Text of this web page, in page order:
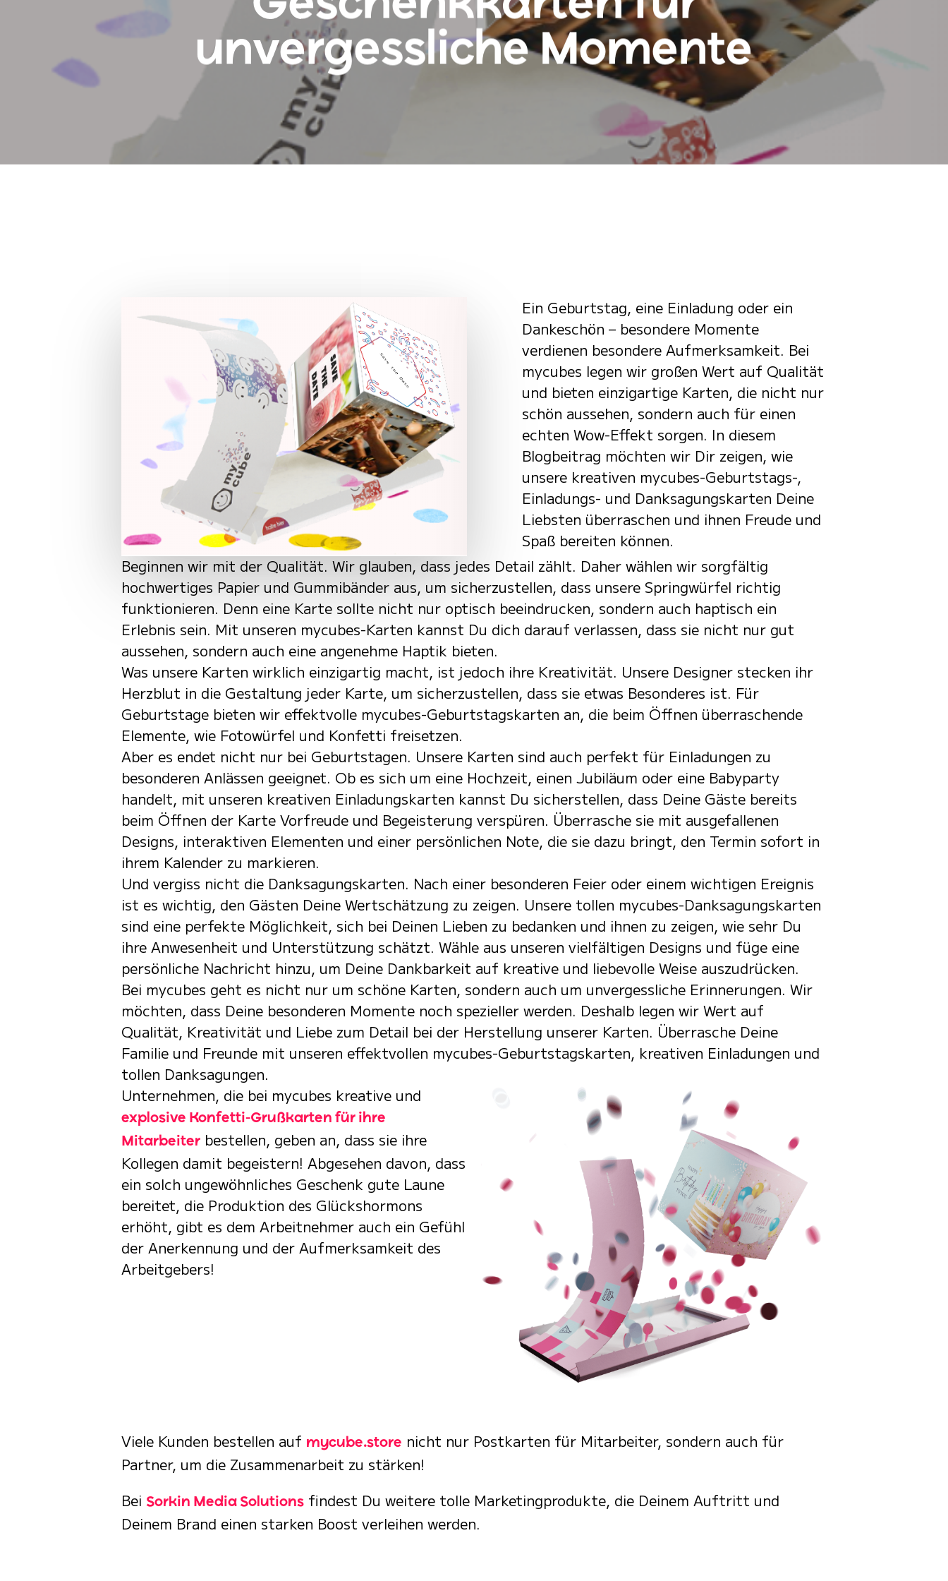
unvergessliche Momente
Ein Geburtstag, eine Einladung oder ein
Dankeschön – besondere Momente
verdienen besondere Aufmerksamkeit. Bei
mycubes legen wir großen Wert auf Qualität
und bieten einzigartige Karten, die nicht nur
schön aussehen, sondern auch für einen
echten Wow-Effekt sorgen. In diesem
Blogbeitrag möchten wir Dir zeigen, wie
unsere kreativen mycubes-Geburtstags-,
Einladungs- und Danksagungskarten Deine
Liebsten überraschen und ihnen Freude und
Spaß bereiten können.
Beginnen wir mit der Qualität. Wir glauben, dass jedes Detail zählt. Daher wählen wir sorgfältig
hochwertiges Papier und Gummibänder aus, um sicherzustellen, dass unsere Springwürfel richtig
funktionieren. Denn eine Karte sollte nicht nur optisch beeindrucken, sondern auch haptisch ein
Erlebnis sein. Mit unseren mycubes-Karten kannst Du dich darauf verlassen, dass sie nicht nur gut
aussehen, sondern auch eine angenehme Haptik bieten.
Was unsere Karten wirklich einzigartig macht, ist jedoch ihre Kreativität. Unsere Designer stecken ihr
Herzblut in die Gestaltung jeder Karte, um sicherzustellen, dass sie etwas Besonderes ist. Für
Geburtstage bieten wir effektvolle mycubes-Geburtstagskarten an, die beim Öffnen überraschende
Elemente, wie Fotowürfel und Konfetti freisetzen.
Aber es endet nicht nur bei Geburtstagen. Unsere Karten sind auch perfekt für Einladungen zu
besonderen Anlässen geeignet. Ob es sich um eine Hochzeit, einen Jubiläum oder eine Babyparty
handelt, mit unseren kreativen Einladungskarten kannst Du sicherstellen, dass Deine Gäste bereits
beim Öffnen der Karte Vorfreude und Begeisterung verspüren. Überrasche sie mit ausgefallenen
Designs, interaktiven Elementen und einer persönlichen Note, die sie dazu bringt, den Termin sofort in
ihrem Kalender zu markieren.
Und vergiss nicht die Danksagungskarten. Nach einer besonderen Feier oder einem wichtigen Ereignis
ist es wichtig, den Gästen Deine Wertschätzung zu zeigen. Unsere tollen mycubes-Danksagungskarten
sind eine perfekte Möglichkeit, sich bei Deinen Lieben zu bedanken und ihnen zu zeigen, wie sehr Du
ihre Anwesenheit und Unterstützung schätzt. Wähle aus unseren vielfältigen Designs und füge eine
persönliche Nachricht hinzu, um Deine Dankbarkeit auf kreative und liebevolle Weise auszudrücken.
Bei mycubes geht es nicht nur um schöne Karten, sondern auch um unvergessliche Erinnerungen. Wir
möchten, dass Deine besonderen Momente noch spezieller werden. Deshalb legen wir Wert auf
Qualität, Kreativität und Liebe zum Detail bei der Herstellung unserer Karten. Überrasche Deine
Familie und Freunde mit unseren effektvollen mycubes-Geburtstagskarten, kreativen Einladungen und
tollen Danksagungen.
Unternehmen, die bei mycubes kreative und
explosive Konfetti-Grußkarten für ihre
Mitarbeiter bestellen, geben an, dass sie ihre
Kollegen damit begeistern! Abgesehen davon, dass
ein solch ungewöhnliches Geschenk gute Laune
bereitet, die Produktion des Glückshormons
erhöht, gibt es dem Arbeitnehmer auch ein Gefühl
der Anerkennung und der Aufmerksamkeit des
Arbeitgebers!
Viele Kunden bestellen auf mycube.store nicht nur Postkarten für Mitarbeiter, sondern auch für
Partner, um die Zusammenarbeit zu stärken!
Bei Sorkin Media Solutions findest Du weitere tolle Marketingprodukte, die Deinem Auftritt und
Deinem Brand einen starken Boost verleihen werden.